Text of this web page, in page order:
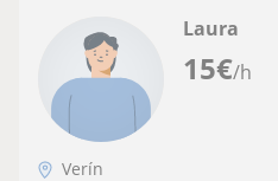
15€/h
Laura
Verín